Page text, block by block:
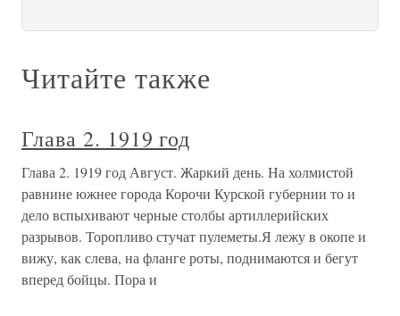
Читайте также
Глава 2. 1919 год
Глава 2. 1919 год Август. Жаркий день. На холмистой
равнине южнее города Корочи Курской губернии то и
дело вспыхивают черные столбы артиллерийских
разрывов. Торопливо стучат пулеметы.Я лежу в окопе и
вижу, как слева, на фланге роты, поднимаются и бегут
вперед бойцы. Пора и